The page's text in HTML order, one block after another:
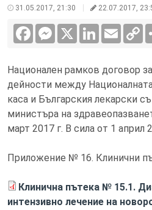
31.05.2017, 21:30 22.07.2017,
FacebookMessenger LinkedInEmail
Национален рамков договор
дейности между
каса и Българския лекарски
министъра на
март 2017 г. В сила от 1 април
Приложение № 16. Клинични
Клинична пътека № 15.1.
интензивно лечение на